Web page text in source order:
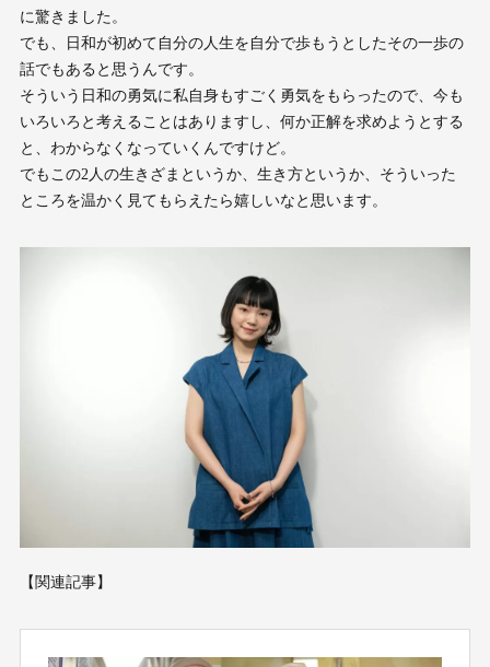
に驚きました。
でも、日和が初めて自分の人生を自分で歩もうとしたその一歩の
話でもあると思うんです。
そういう日和の勇気に私自身もすごく勇気をもらったので、今も
いろいろと考えることはありますし、何か正解を求めようとする
と、わからなくなっていくんですけど。
でもこの2人の生きざまというか、生き方というか、そういった
ところを温かく見てもらえたら嬉しいなと思います。
【関連記事】